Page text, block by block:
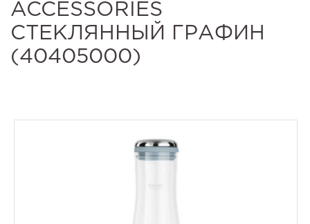
ACCESSORIES
СТЕКЛЯННЫЙ ГРАФИН
(40405000)